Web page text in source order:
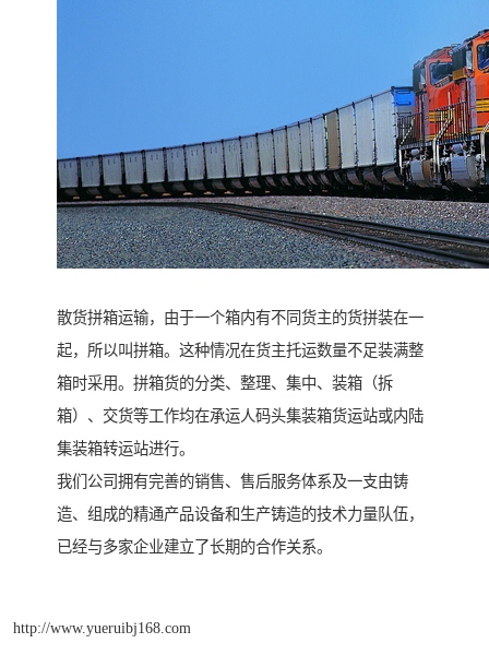
散货拼箱运输，由于一个箱内有不同货主的货拼装在一
起，所以叫拼箱。这种情况在货主托运数量不足装满整
箱时采用。拼箱货的分类、整理、集中、装箱（拆
箱）、交货等工作均在承运人码头集装箱货运站或内陆
集装箱转运站进行。
我们公司拥有完善的销售、售后服务体系及一支由铸
造、组成的精通产品设备和生产铸造的技术力量队伍，
已经与多家企业建立了长期的合作关系。
http://www.yueruibj168.com